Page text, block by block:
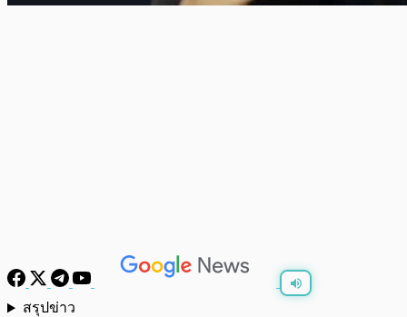
สรุปข่าว